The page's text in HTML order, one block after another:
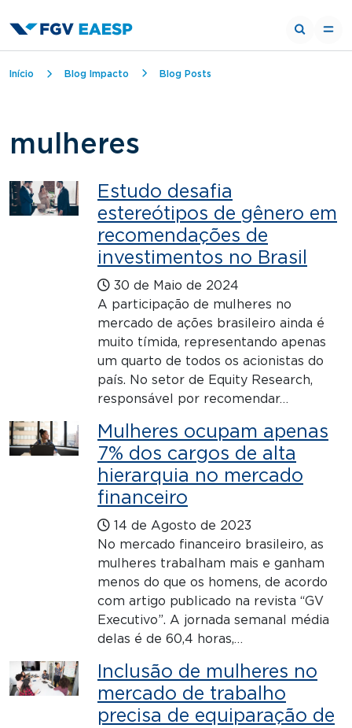
Trilha de navegação
Início Blog Impacto Blog Posts
mulheres
Estudo desafia
estereótipos de gênero em
recomendações de
investimentos no Brasil
30 de Maio de 2024
A participação de mulheres no
mercado de ações brasileiro ainda é
muito tímida, representando apenas
um quarto de todos os acionistas do
país. No setor de Equity Research,
responsável por recomendar…
Mulheres ocupam apenas
7% dos cargos de alta
hierarquia no mercado
financeiro
14 de Agosto de 2023
No mercado financeiro brasileiro, as
mulheres trabalham mais e ganham
menos do que os homens, de acordo
com artigo publicado na revista “GV
Executivo”. A jornada semanal média
delas é de 60,4 horas,…
Inclusão de mulheres no
mercado de trabalho
precisa de equiparação de